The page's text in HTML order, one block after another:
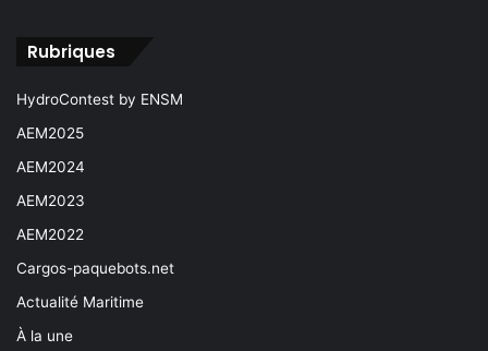
Rubriques
HydroContest by ENSM
AEM2025
AEM2024
AEM2023
AEM2022
Cargos-paquebots.net
Actualité Maritime
À la une